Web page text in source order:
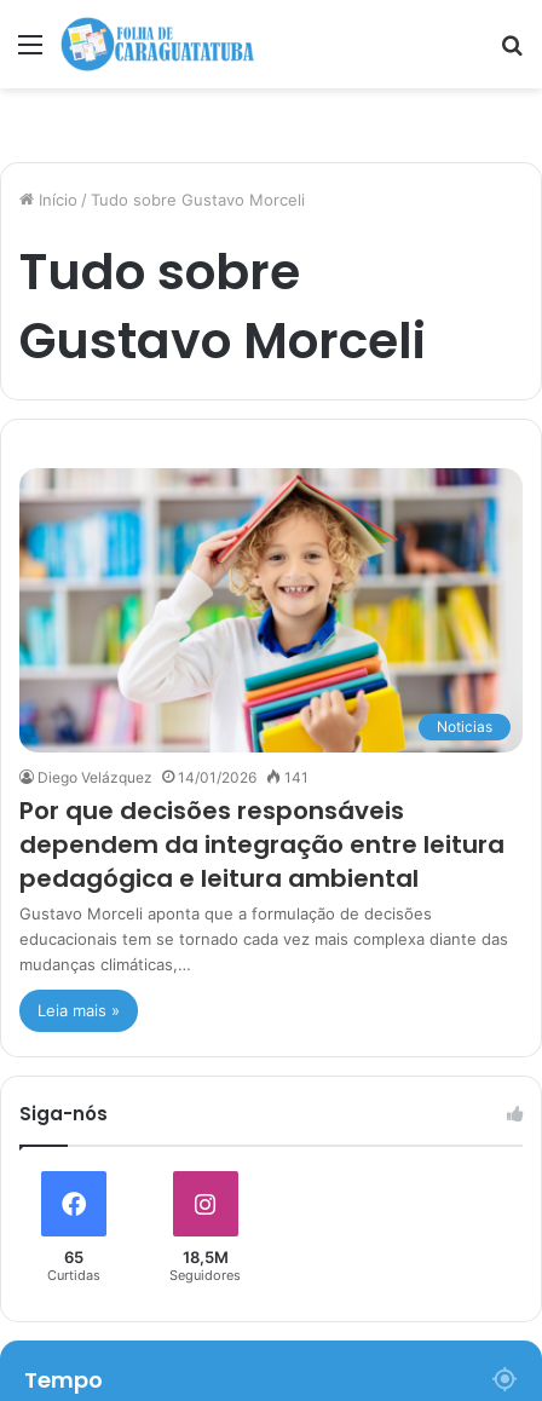
Menu
Início / Tudo sobre Gustavo Morceli
Tudo sobre
Gustavo Morceli
Noticias
Diego Velázquez 14/01/2026 141
Por que decisões responsáveis
dependem da integração entre leitura
pedagógica e leitura ambiental
Gustavo Morceli aponta que a formulação de decisões
educacionais tem se tornado cada vez mais complexa diante das
mudanças climáticas,…
Leia mais »
Siga-nós
65
Curtidas
18,5M
Seguidores
Tempo